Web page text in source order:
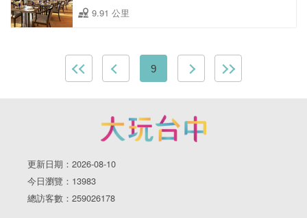
9.91 公里
9
更新日期：2026-08-10
今日瀏覽：13983
總訪客數：259026178